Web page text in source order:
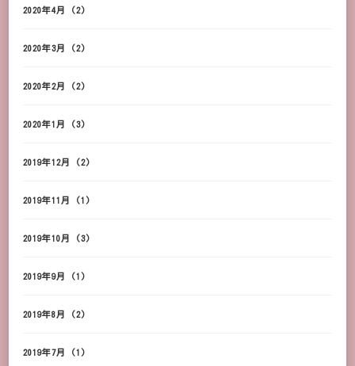
2020年4月 (2)
2020年3月 (2)
2020年2月 (2)
2020年1月 (3)
2019年12月 (2)
2019年11月 (1)
2019年10月 (3)
2019年9月 (1)
2019年8月 (2)
2019年7月 (1)